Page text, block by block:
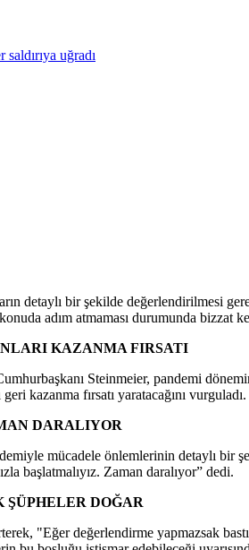
uğradı
detaylı bir şekilde değerlendirilmesi
adım atmaması durumunda bizzat
KAZANMA FIRSATI
Steinmeier, pandemi
kazanma fırsatı yaratacağını vurguladı.
DARALIYOR
mücadele önlemlerinin detaylı
başlatmalıyız. Zaman daralıyor” dedi.
ŞÜPHELER DOĞAR
"Eğer değerlendirme yapmazsak